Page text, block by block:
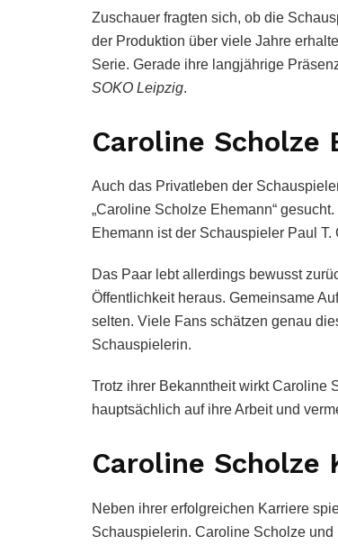
Zuschauer fragten sich, ob die
der Produktion über viele Jahre
Serie. Gerade ihre langjährige
SOKO Leipzig.
Caroline
Auch das Privatleben der
„Caroline Scholze Ehemann“
Ehemann ist der Schauspieler Paul T.
Das Paar lebt allerdings bewusst
Öffentlichkeit heraus. Gemeinsame
selten. Viele Fans schätzen genau
Schauspielerin.
Trotz ihrer Bekanntheit wirkt Caroline
hauptsächlich auf ihre Arbeit und
Caroline Scholze
Neben ihrer erfolgreichen Karriere
Schauspielerin. Caroline Scholze